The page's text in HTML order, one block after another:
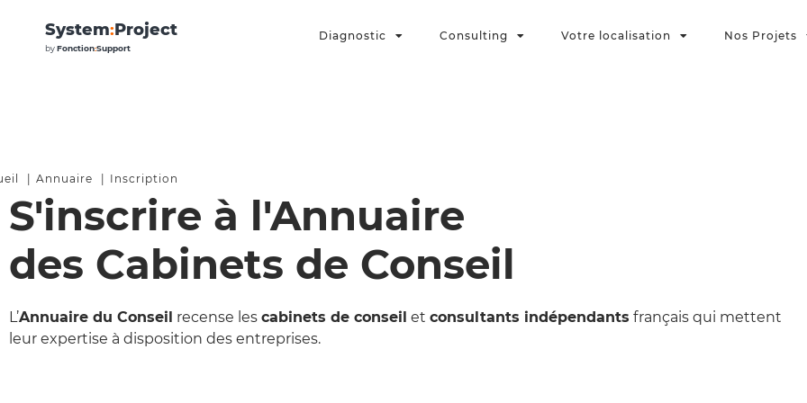
System:Project
byFonction:Support
Diagnostic Consulting Votre localisation Nos Projets
Annuaire Inscription
S'inscrire à l'Annuaire
des Cabinets de Conseil
L’Annuaire du Conseil recense les cabinets de conseil et consultants indépendants français qui mettent
leur expertise à disposition des entreprises.